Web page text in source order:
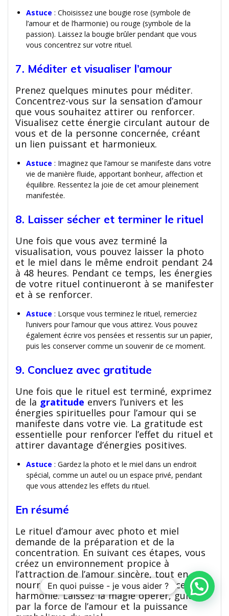
Astuce : Choisissez une bougie rose (symbole de
l’amour et de l’harmonie) ou rouge (symbole de la
passion). Laissez la bougie brûler pendant que vous
vous concentrez sur votre rituel.
7. Méditer et visualiser l’amour
Prenez quelques minutes pour méditer.
Concentrez-vous sur la sensation d’amour
que vous souhaitez attirer ou renforcer.
Visualisez cette énergie circulant autour de
vous et de la personne concernée, créant
un lien puissant et harmonieux.
Astuce : Imaginez que l’amour se manifeste dans votre
vie de manière fluide, apportant bonheur, affection et
équilibre. Ressentez la joie de cet amour pleinement
manifestée.
8. Laisser sécher et terminer le rituel
Une fois que vous avez terminé la
visualisation, vous pouvez laisser la photo
et le miel dans le même endroit pendant 24
à 48 heures. Pendant ce temps, les énergies
de votre rituel continueront à se manifester
et à se renforcer.
Astuce : Lorsque vous terminez le rituel, remerciez
l’univers pour l’amour que vous attirez. Vous pouvez
également écrire vos pensées et ressentis sur un papier,
puis les conserver comme un souvenir de ce moment.
9. Concluez avec gratitude
Une fois que le rituel est terminé, exprimez
de la gratitude envers l’univers et les
énergies spirituelles pour l’amour qui se
manifeste dans votre vie. La gratitude est
essentielle pour renforcer l’effet du rituel et
attirer davantage d’énergies positives.
Astuce : Gardez la photo et le miel dans un endroit
spécial, comme un autel ou un espace privé, pendant
que vous attendez les effets du rituel.
En résumé
Le rituel d’amour avec photo et miel
demande de la préparation et de la
concentration. En suivant ces étapes, vous
créez un environnement propice à
l’attraction de l’amour sincère, tout en
nourrissant vos intentions avec douceur et
harmonie. Laissez la magie opérer, guidée
par la force de l’amour et la puissance
En quoi puisse - je vous aider ?